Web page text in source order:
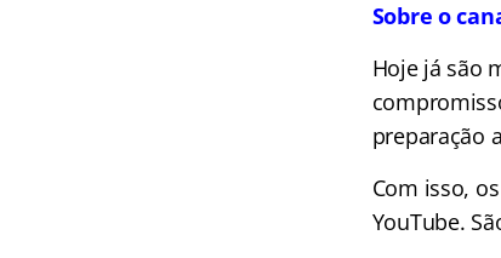
Sobre o
Hoje já são
preparação
Com isso,
YouTube.